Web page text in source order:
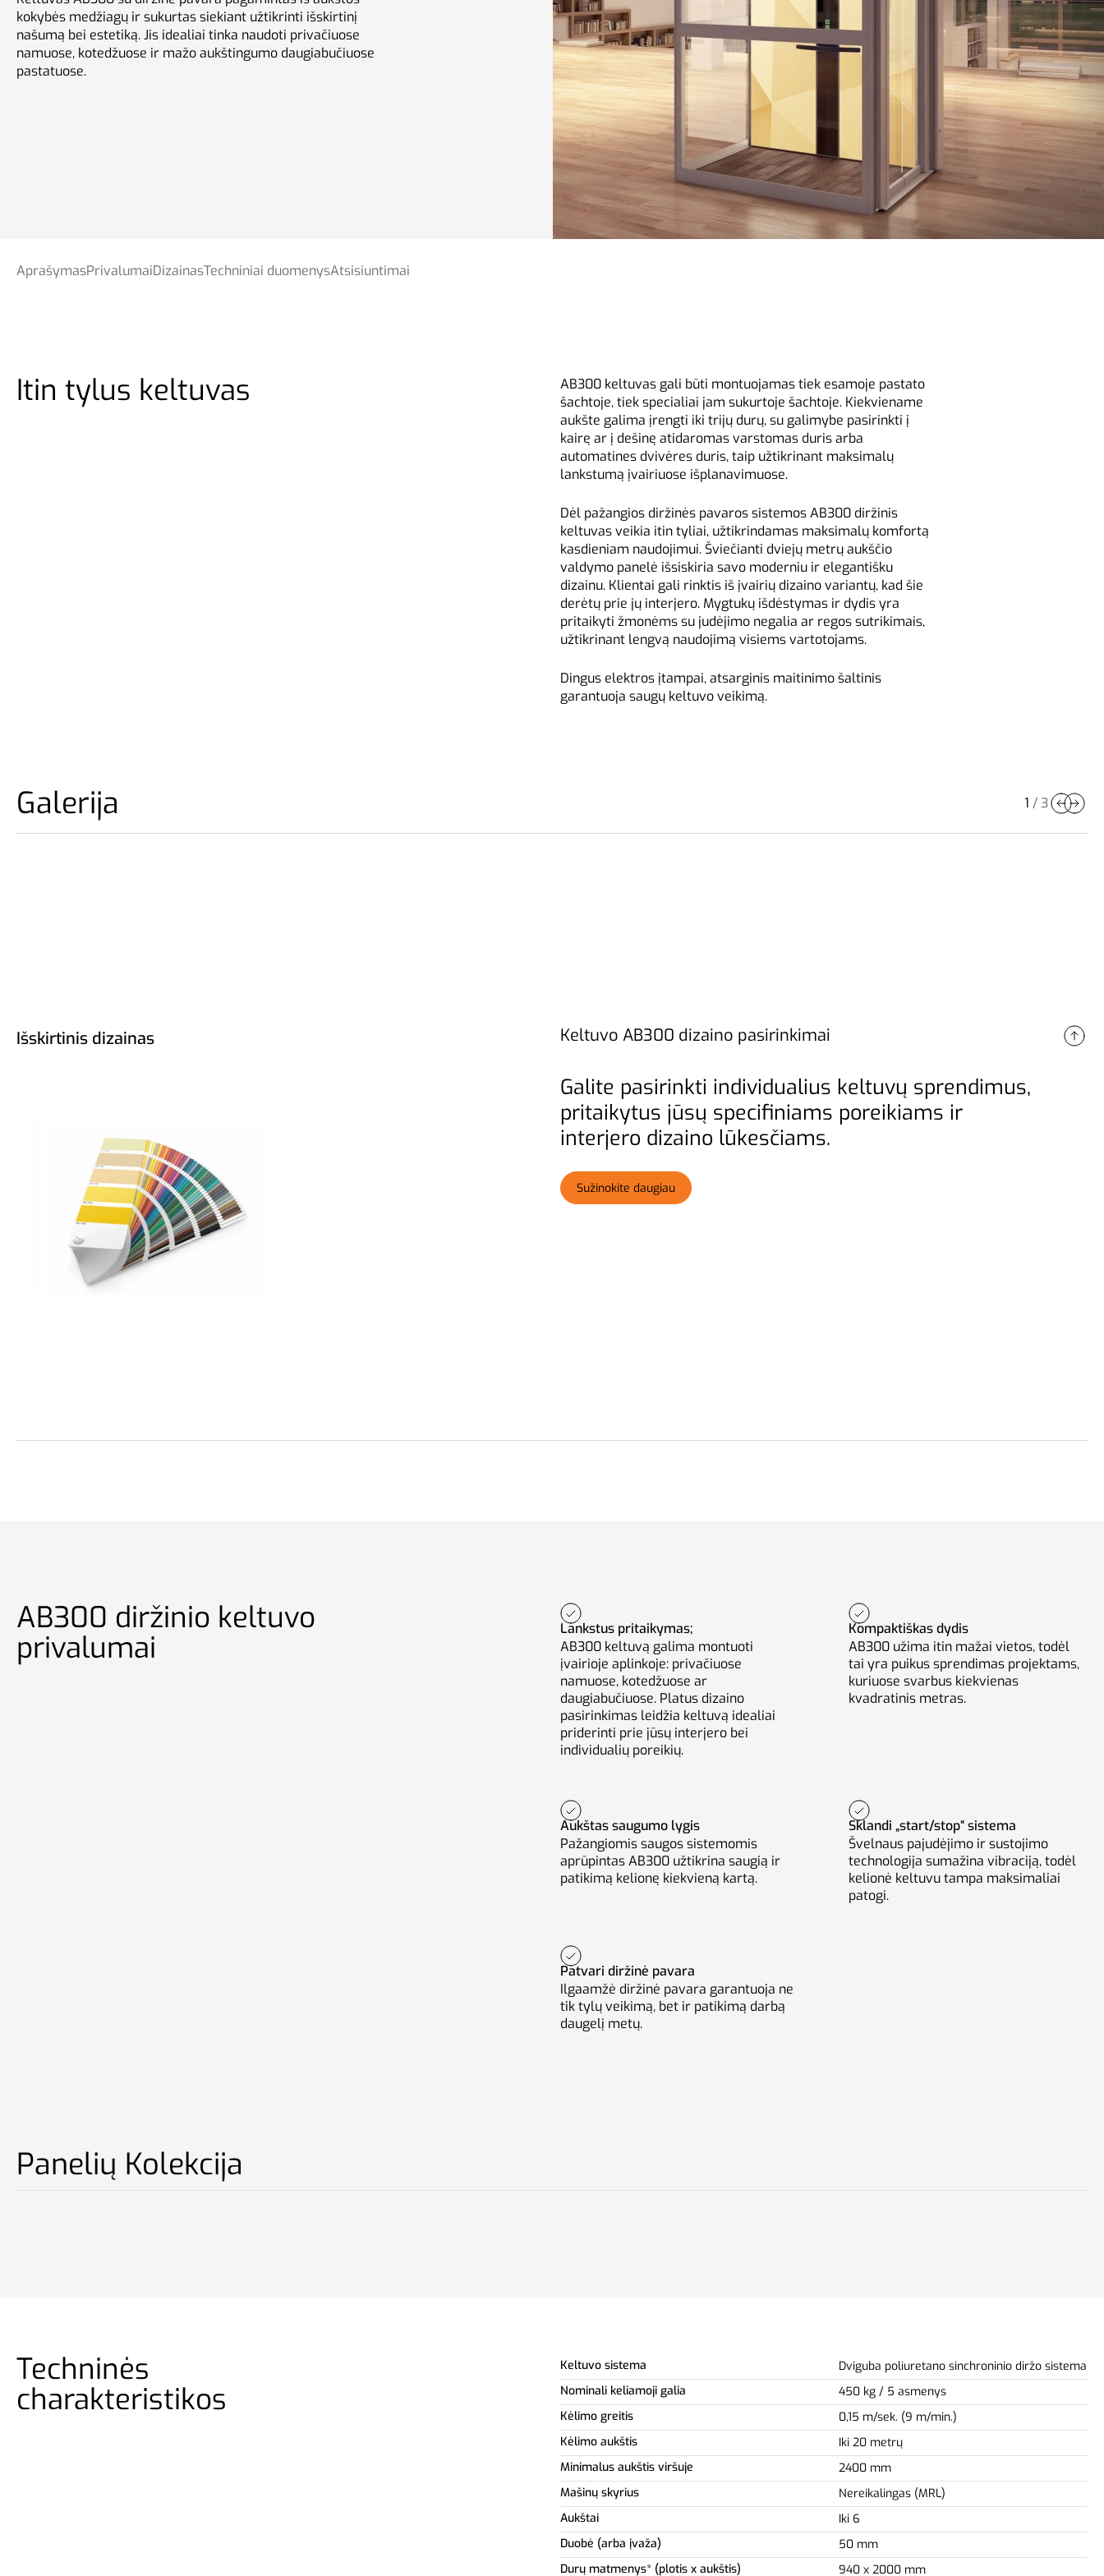
Krovininiai keltuvai
kokybės medžiagų ir sukurtas siekiant užtikrinti išskirtinį
našumą bei estetiką. Jis idealiai tinka naudoti privačiuose
namuose, kotedžuose ir mažo aukštingumo daugiabučiuose
pastatuose.
AprašymasPrivalumaiDizainasTechniniai duomenysAtsisiuntimai
Itin tylus keltuvas
AB300 keltuvas gali būti montuojamas tiek esamoje pastato
šachtoje, tiek specialiai jam sukurtoje šachtoje. Kiekviename
aukšte galima įrengti iki trijų durų, su galimybe pasirinkti į
kairę ar į dešinę atidaromas varstomas duris arba
automatines dvivėres duris, taip užtikrinant maksimalų
lankstumą įvairiuose išplanavimuose.
Dėl pažangios diržinės pavaros sistemos AB300 diržinis
keltuvas veikia itin tyliai, užtikrindamas maksimalų komfortą
kasdieniam naudojimui. Šviečianti dviejų metrų aukščio
valdymo panelė išsiskiria savo moderniu ir elegantišku
dizainu. Klientai gali rinktis iš įvairių dizaino variantų, kad šie
derėtų prie jų interjero. Mygtukų išdėstymas ir dydis yra
pritaikyti žmonėms su judėjimo negalia ar regos sutrikimais,
užtikrinant lengvą naudojimą visiems vartotojams.
Dingus elektros įtampai, atsarginis maitinimo šaltinis
garantuoja saugų keltuvo veikimą.
Galerija 1 /3
Išskirtinis dizainas Keltuvo AB300 dizaino pasirinkimai
Galite pasirinkti individualius keltuvų sprendimus,
pritaikytus jūsų specifiniams poreikiams ir
interjero dizaino lūkesčiams.
Sužinokite daugiau
AB300 diržinio keltuvo
privalumai
Lankstus pritaikymas;
AB300 keltuvą galima montuoti
įvairioje aplinkoje: privačiuose
namuose, kotedžuose ar
daugiabučiuose. Platus dizaino
pasirinkimas leidžia keltuvą idealiai
priderinti prie jūsų interjero bei
individualių poreikių.
Kompaktiškas dydis
AB300 užima itin mažai vietos, todėl
tai yra puikus sprendimas projektams,
kuriuose svarbus kiekvienas
kvadratinis metras.
Aukštas saugumo lygis
Pažangiomis saugos sistemomis
aprūpintas AB300 užtikrina saugią ir
patikimą kelionę kiekvieną kartą.
Sklandi „start/stop“ sistema
Švelnaus pajudėjimo ir sustojimo
technologija sumažina vibraciją, todėl
kelionė keltuvu tampa maksimaliai
patogi.
Patvari diržinė pavara
Ilgaamžė diržinė pavara garantuoja ne
tik tylų veikimą, bet ir patikimą darbą
daugelį metų.
Panelių Kolekcija
Techninės
charakteristikos
Keltuvo sistema
Dviguba poliuretano sinchroninio diržo sistema
Nominali keliamoji galia
450 kg / 5 asmenys
Kėlimo greitis
0,15 m/sek. (9 m/min.)
Kėlimo aukštis
Iki 20 metrų
Minimalus aukštis viršuje
2400 mm
Mašinų skyrius
Nereikalingas (MRL)
Aukštai
Iki 6
Duobė (arba įvaža)
50 mm
Durų matmenys* (plotis x aukštis)
940 x 2000 mm